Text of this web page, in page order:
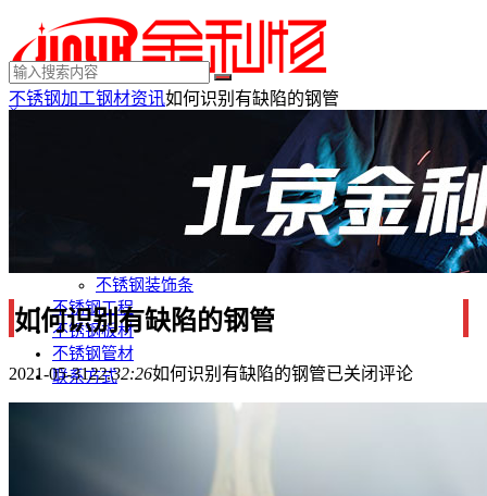
×
不锈钢装饰条
不锈钢工程
不锈钢板材
不锈钢管材
联系方式
不锈钢加工钢材资讯如何识别有缺陷的钢管
如何识别有缺陷的钢管
2021-05-3122:32:26如何识别有缺陷的钢管已关闭评论